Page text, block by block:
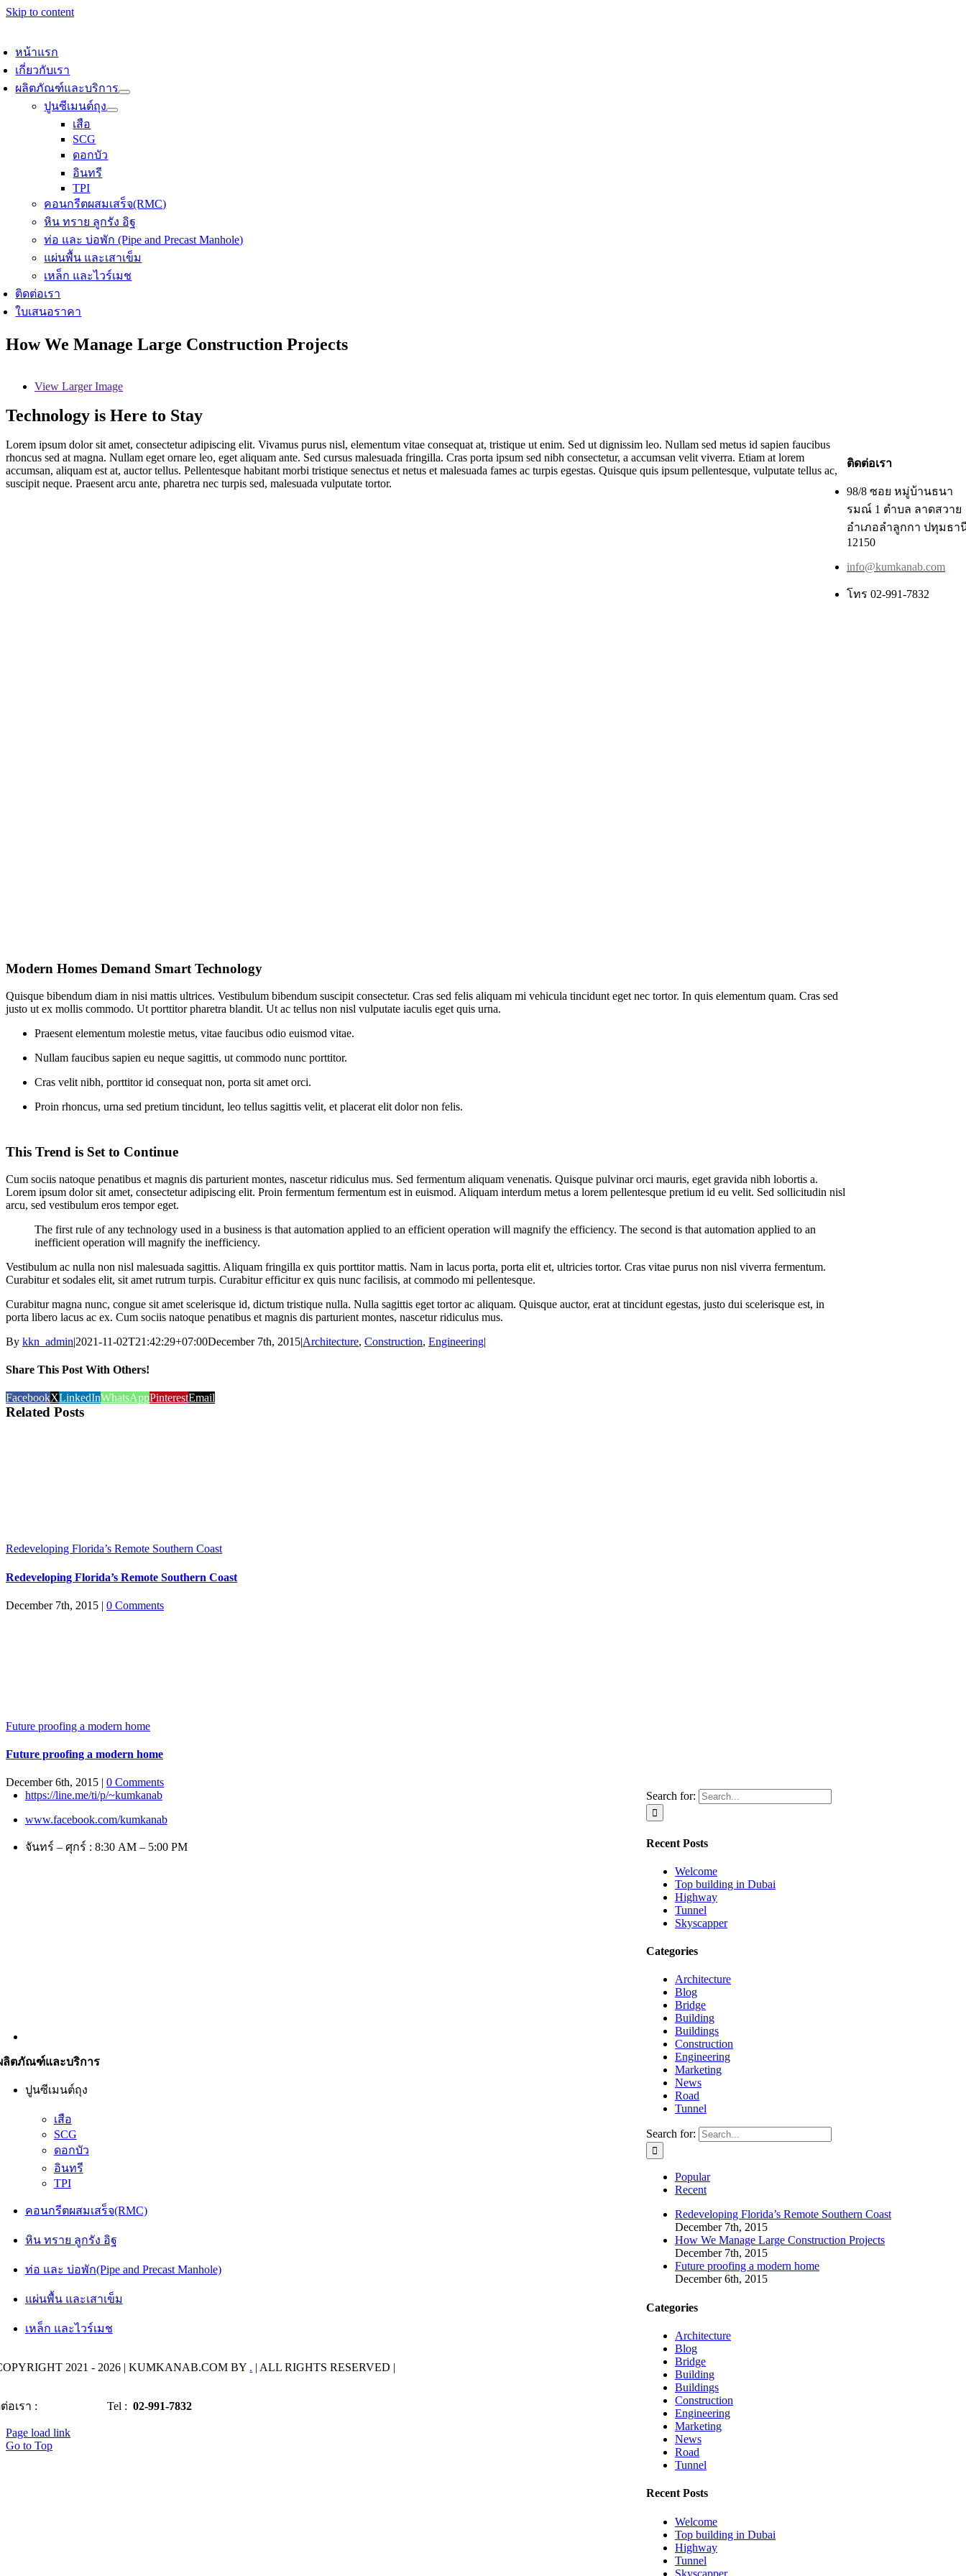
Skip to content
หน้าแรก
เกี่ยวกับเรา
ผลิตภัณฑ์และบริการ
ปูนซีเมนต์ถุง
เสือ
SCG
ดอกบัว
อินทรี
TPI
คอนกรีตผสมเสร็จ(RMC)
หิน ทราย ลูกรัง อิฐ
ท่อ และ บ่อพัก (Pipe and Precast Manhole)
แผ่นพื้น และเสาเข็ม
เหล็ก และไวร์เมช
ติดต่อเรา
ใบเสนอราคา
How We Manage Large Construction Projects
View Larger Image
Technology is Here to Stay
Lorem ipsum dolor sit amet, consectetur adipiscing elit. Vivamus purus nisl, elementum vitae consequat at, tristique ut enim. Sed ut dignissim leo. Nullam sed metus id sapien faucibus
rhoncus sed at magna. Nullam eget ornare leo, eget aliquam ante. Sed cursus malesuada fringilla. Cras porta ipsum sed nibh consectetur, a accumsan velit viverra. Etiam at lorem
accumsan, aliquam est at, auctor tellus. Pellentesque habitant morbi tristique senectus et netus et malesuada fames ac turpis egestas. Quisque quis ipsum pellentesque, vulputate tellus ac,
suscipit neque. Praesent arcu ante, pharetra nec turpis sed, malesuada vulputate tortor.
Modern Homes Demand Smart Technology
Quisque bibendum diam in nisi mattis ultrices. Vestibulum bibendum suscipit consectetur. Cras sed felis aliquam mi vehicula tincidunt eget nec tortor. In quis elementum quam. Cras sed
justo ut ex mollis commodo. Ut porttitor pharetra blandit. Ut ac tellus non nisl vulputate iaculis eget quis urna.
Praesent elementum molestie metus, vitae faucibus odio euismod vitae.
Nullam faucibus sapien eu neque sagittis, ut commodo nunc porttitor.
Cras velit nibh, porttitor id consequat non, porta sit amet orci.
Proin rhoncus, urna sed pretium tincidunt, leo tellus sagittis velit, et placerat elit dolor non felis.
This Trend is Set to Continue
Cum sociis natoque penatibus et magnis dis parturient montes, nascetur ridiculus mus. Sed fermentum aliquam venenatis. Quisque pulvinar orci mauris, eget gravida nibh lobortis a.
Lorem ipsum dolor sit amet, consectetur adipiscing elit. Proin fermentum fermentum est in euismod. Aliquam interdum metus a lorem pellentesque pretium id eu velit. Sed sollicitudin nisl
arcu, sed vestibulum eros tempor eget.
The first rule of any technology used in a business is that automation applied to an efficient operation will magnify the efficiency. The second is that automation applied to an
inefficient operation will magnify the inefficiency.
Vestibulum ac nulla non nisl malesuada sagittis. Aliquam fringilla ex quis porttitor mattis. Nam in lacus porta, porta elit et, ultricies tortor. Cras vitae purus non nisl viverra fermentum.
Curabitur et sodales elit, sit amet rutrum turpis. Curabitur efficitur ex quis nunc facilisis, at commodo mi pellentesque.
Curabitur magna nunc, congue sit amet scelerisque id, dictum tristique nulla. Nulla sagittis eget tortor ac aliquam. Quisque auctor, erat at tincidunt egestas, justo dui scelerisque est, in
porta libero lacus ac ex. Cum sociis natoque penatibus et magnis dis parturient montes, nascetur ridiculus mus.
By kkn_admin|2021-11-02T21:42:29+07:00December 7th, 2015|Architecture, Construction, Engineering|
Share This Post With Others!
FacebookXLinkedInWhatsAppPinterestEmail
Related Posts
Redeveloping Florida’s Remote Southern Coast
Redeveloping Florida’s Remote Southern Coast
December 7th, 2015 | 0 Comments
Future proofing a modern home
Future proofing a modern home
December 6th, 2015 | 0 Comments
Search for:
Recent Posts
Welcome
Top building in Dubai
Highway
Tunnel
Skyscapper
Categories
Architecture
Blog
Bridge
Building
Buildings
Construction
Engineering
Marketing
News
Road
Tunnel
Search for:
Popular
Recent
Redeveloping Florida’s Remote Southern Coast
December 7th, 2015
How We Manage Large Construction Projects
December 7th, 2015
Future proofing a modern home
December 6th, 2015
Categories
Architecture
Blog
Bridge
Building
Buildings
Construction
Engineering
Marketing
News
Road
Tunnel
Recent Posts
Welcome
Top building in Dubai
Highway
Tunnel
Skyscapper
ติดต่อเรา
98/8 ซอย หมู่บ้านธนา
รมณ์ 1 ตำบล ลาดสวาย
อำเภอลำลูกกา ปทุมธา
12150
info@kumkanab.com
โทร 02-991-7832
https://line.me/ti/p/~kumkanab
www.facebook.com/kumkanab
จันทร์ – ศุกร์ : 8:30 AM – 5:00 PM
ลิตภัณฑ์และบริการ
ปูนซีเมนต์ถุง
เสือ
SCG
ดอกบัว
อินทรี
TPI
คอนกรีตผสมเสร็จ(RMC)
หิน ทราย ลูกรัง อิฐ
ท่อ และ บ่อพัก(Pipe and Precast Manhole)
แผ่นพื้น และเสาเข็ม
เหล็ก และไวร์เมช
2021 - 2026 | KUMKANAB.COM BY . | ALL RIGHTS RESERVED |
อเรา : Tel :02-991-7832
Page load link
Go to Top